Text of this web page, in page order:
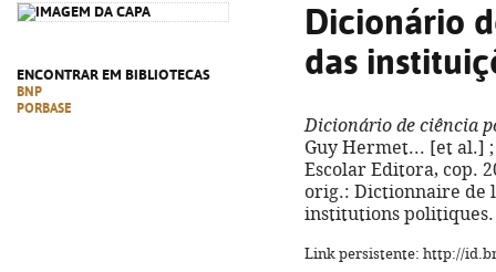
ENCONTRAR EM BIBLIOTECAS
BNP
PORBASE
Dicionário
das
Dicionário de ciência
Guy Hermet... [et al.]
Escolar Editora, cop.
orig.: Dictionnaire de
institutions politiques.
Link persistente: http://